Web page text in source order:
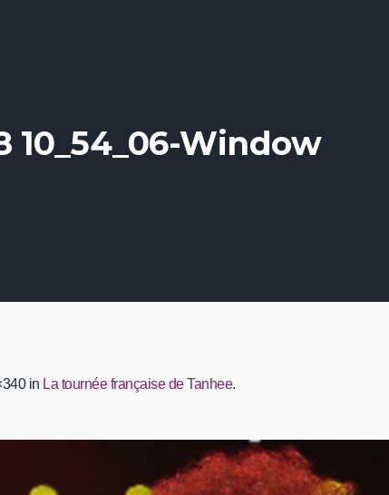
10_54_06-Window
in La tournée française de Tanhee.